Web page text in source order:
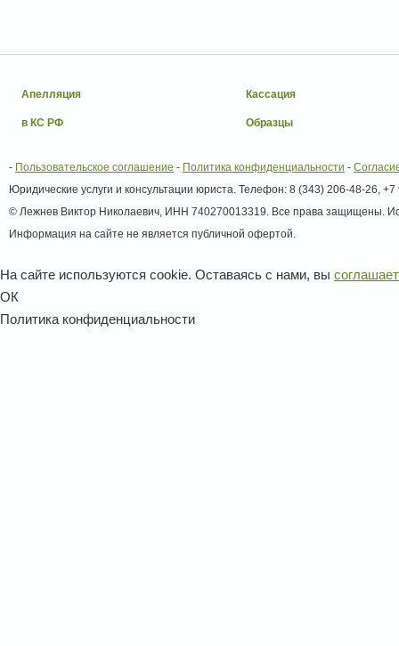
Апелляция Кассация
в КС РФ Образцы
- Пользовательское соглашение - Политика конфиденциальности -
Юридические услуги и консультации юриста. Телефон: 8 (343) 206-48-26, +7
© Лежнев Виктор Николаевич, ИНН 740270013319. Все права защищены.
Информация на сайте не является публичной офертой.
На сайте используются cookie. Оставаясь с нами, вы
ОК
Политика конфиденциальности